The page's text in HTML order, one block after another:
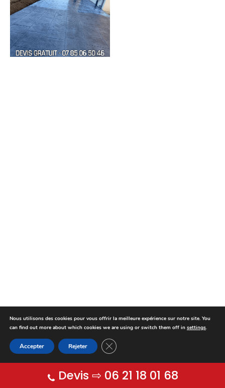
Devis ⇨ 06 21 18 01 68
Nous utilisons des cookies pour vous offrir la meilleure expérience sur notre site. You
can find out more about which cookies we are using or switch them off in settings.
Accepter Rejeter Fermer la bannière des cookies